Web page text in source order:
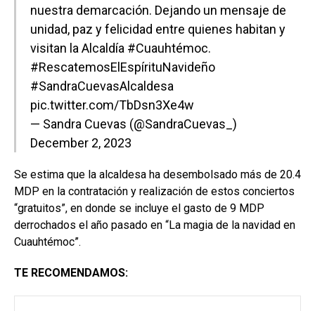
nuestra demarcación. Dejando un mensaje de
unidad, paz y felicidad entre quienes habitan y
visitan la Alcaldía #Cuauhtémoc.
#RescatemosElEspírituNavideño
#SandraCuevasAlcaldesa
pic.twitter.com/TbDsn3Xe4w
— Sandra Cuevas (@SandraCuevas_)
December 2, 2023
Se estima que la alcaldesa ha desembolsado más de 20.4
MDP en la contratación y realización de estos conciertos
“gratuitos”, en donde se incluye el gasto de 9 MDP
derrochados el año pasado en “La magia de la navidad en
Cuauhtémoc”.
TE RECOMENDAMOS: